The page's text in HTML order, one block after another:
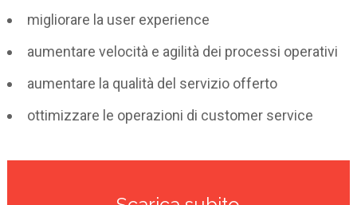
migliorare la user experience
aumentare velocità e agilità dei processi operativi
aumentare la qualità del servizio offerto
ottimizzare le operazioni di customer service